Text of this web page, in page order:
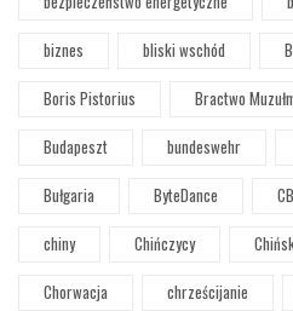
biznes
bliski wschód
Boris Pistorius
Bractwo
Budapeszt
bundeswehr
Bułgaria
ByteDance
chiny
Chińczycy
Chorwacja
chrześcijanie